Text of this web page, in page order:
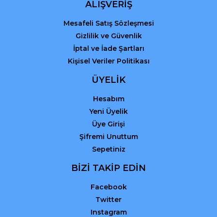
ALIŞVERİŞ
Mesafeli Satış Sözleşmesi
Gizlilik ve Güvenlik
İptal ve İade Şartları
Kişisel Veriler Politikası
ÜYELİK
Hesabım
Yeni Üyelik
Üye Girişi
Şifremi Unuttum
Sepetiniz
BİZİ TAKİP EDİN
Facebook
Twitter
Instagram